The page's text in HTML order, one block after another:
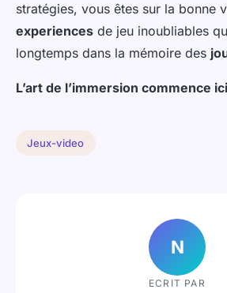
stratégies, vous êtes sur la bonne
experiences de jeu inoubliables
longtemps dans la mémoire des
L’art de l’immersion commence ici
Jeux-video
N
ECRIT PAR